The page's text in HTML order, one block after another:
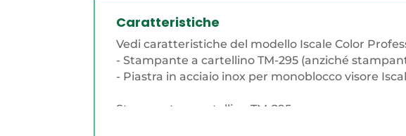
Caratteristiche
Vedi caratteristiche del modello Iscale Color
- Stampante a cartellino TM-295 (anziché
- Piastra in acciaio inox per monoblocco visore
Stampante a cartellino TM-295